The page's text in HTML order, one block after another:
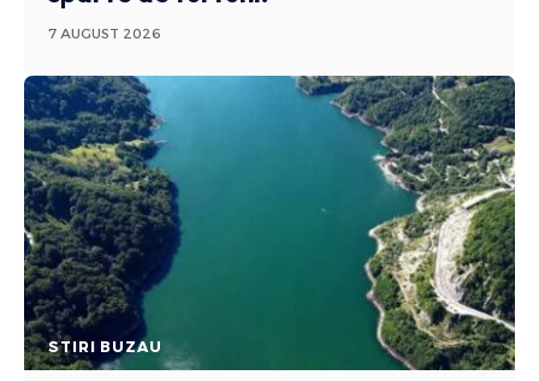
7 AUGUST 2026
STIRI BUZAU